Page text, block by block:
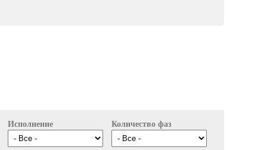
Исполнение Количество фаз